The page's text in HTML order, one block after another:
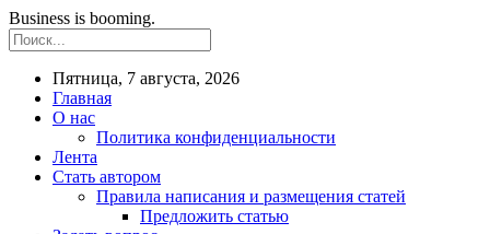
Business is booming.
Пятница, 7 августа, 2026
Главная
О нас
Политика конфиденциальности
Лента
Стать автором
Правила написания и размещения статей
Предложить статью